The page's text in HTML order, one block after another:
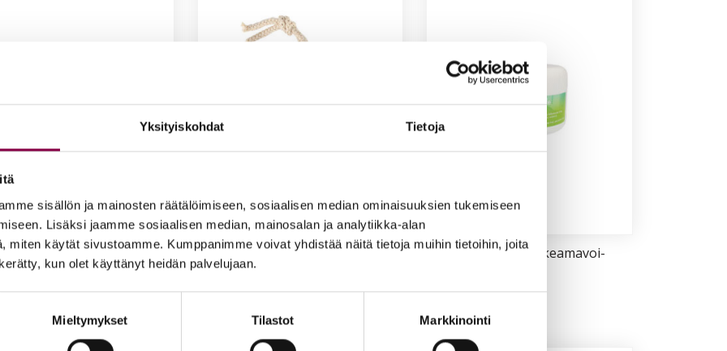
Yksityiskohdat Tietoja
sisällön ja mainosten räätälöimiseen, sosiaalisen median ominaisuuksien tukemiseen
Lisäksi jaamme sosiaalisen median, mainosalan ja analytiikka-alan
miten käytät sivustoamme. Kumppanimme voivat yhdistää näitä tietoja muihin tietoihin, joita
kun olet käyttänyt heidän palvelujaan.
Mieltymykset Tilastot Markkinointi
val­koi­nen
ostoskoriin
Iloi­set var­paat Luon­non ih­me­
ki­vi
4,50€
Iloi­set Var­paat -hal­kea­ma­voi­
22,90€